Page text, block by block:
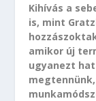
Kihívás a
is, mint
amikor új
ugyanezt